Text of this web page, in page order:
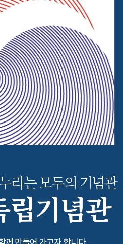
리는모두의 기념관
립기념관